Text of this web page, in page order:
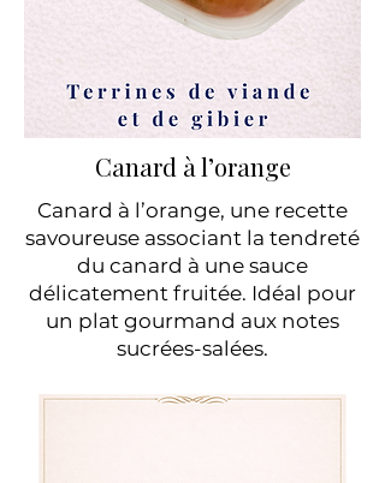
Canard à l’orange
Canard à l’orange, une recette
savoureuse associant la tendreté
du canard à une sauce
délicatement fruitée. Idéal pour
un plat gourmand aux notes
sucrées-salées.